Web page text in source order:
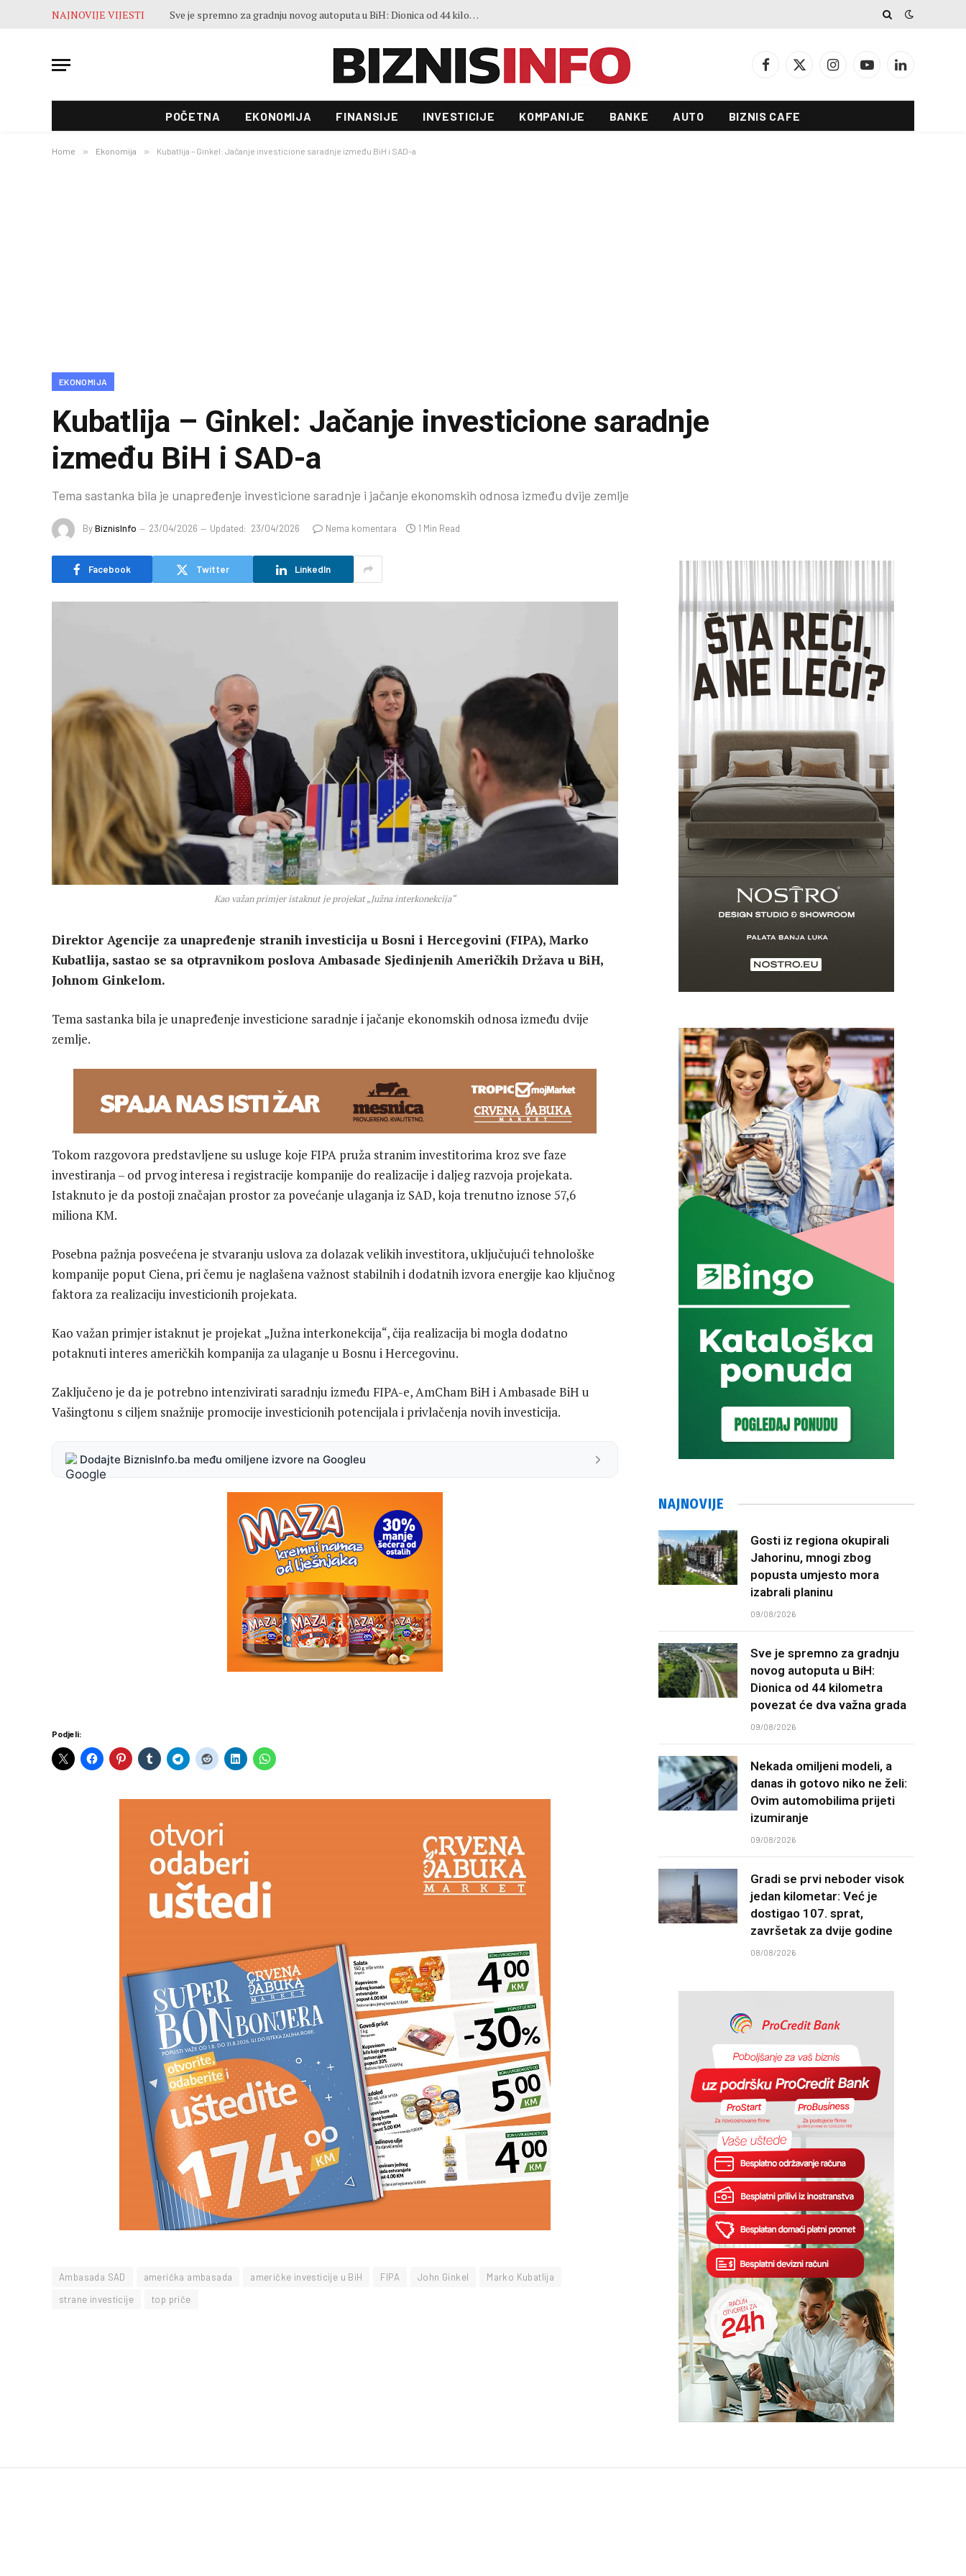
NAJNOVIJE VIJESTI Sve je spremno za gradnju novog autoputa u BiH: Dionica od 44 kilometra povezat će dva važna grada
Facebook
X
InstagramYouTubeLinkedIn
POČETNA EKONOMIJA FINANSIJE INVESTICIJE KOMPANIJE BANKE AUTO BIZNIS CAFE
Home » Ekonomija » Kubatlija – Ginkel: Jačanje investicione saradnje između BiH i SAD-a
EKONOMIJA
Kubatlija – Ginkel: Jačanje investicione saradnje
između BiH i SAD-a
Tema sastanka bila je unapređenje investicione saradnje i jačanje ekonomskih odnosa između dvije zemlje
ByBiznisInfo 23/04/2026 Updated: 23/04/2026 Nema komentara 1 Min Read
Facebook Twitter LinkedIn
Kao važan primjer istaknut je projekat „Južna interkonekcija“
Direktor Agencije za unapređenje stranih investicija u Bosni i Hercegovini (FIPA), Marko
Kubatlija, sastao se sa otpravnikom poslova Ambasade Sjedinjenih Američkih Država u BiH,
Johnom Ginkelom.
Tema sastanka bila je unapređenje investicione saradnje i jačanje ekonomskih odnosa između dvije
zemlje.
Tokom razgovora predstavljene su usluge koje FIPA pruža stranim investitorima kroz sve faze
investiranja – od prvog interesa i registracije kompanije do realizacije i daljeg razvoja projekata.
Istaknuto je da postoji značajan prostor za povećanje ulaganja iz SAD, koja trenutno iznose 57,6
miliona KM.
Posebna pažnja posvećena je stvaranju uslova za dolazak velikih investitora, uključujući tehnološke
kompanije poput Ciena, pri čemu je naglašena važnost stabilnih i dodatnih izvora energije kao ključnog
faktora za realizaciju investicionih projekata.
Kao važan primjer istaknut je projekat „Južna interkonekcija“, čija realizacija bi mogla dodatno
potaknuti interes američkih kompanija za ulaganje u Bosnu i Hercegovinu.
Zaključeno je da je potrebno intenzivirati saradnju između FIPA-e, AmCham BiH i Ambasade BiH u
Vašingtonu s ciljem snažnije promocije investicionih potencijala i privlačenja novih investicija.
Dodajte BiznisInfo.ba među omiljene izvore na Googleu
Podjeli:
Ambasada SAD američka ambasada američke investicije u BiH FIPA John Ginkel
Marko Kubatlija
strane investicije
top priče
NAJNOVIJE
Gosti iz regiona okupirali
Jahorinu, mnogi zbog
popusta umjesto mora
izabrali planinu
09/08/2026
Sve je spremno za gradnju
novog autoputa u BiH:
Dionica od 44 kilometra
povezat će dva važna grada
09/08/2026
Nekada omiljeni modeli, a
danas ih gotovo niko ne želi:
Ovim automobilima prijeti
izumiranje
09/08/2026
Gradi se prvi neboder visok
jedan kilometar: Već je
dostigao 107. sprat,
završetak za dvije godine
08/08/2026